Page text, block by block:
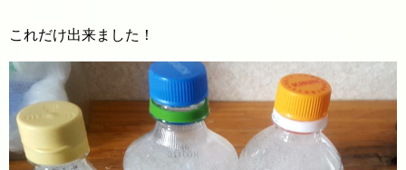
これだけ出来ました！